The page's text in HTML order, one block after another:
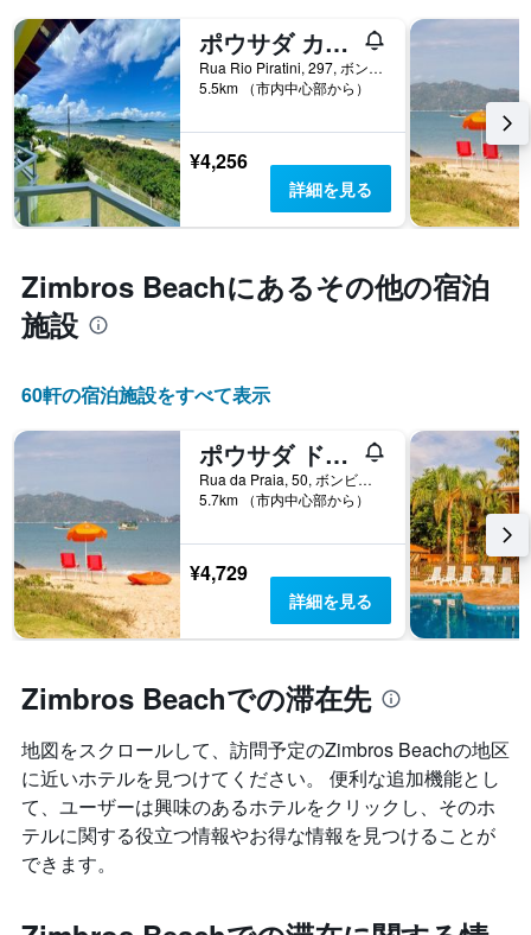
ポウサダ カント ダス ペドラス
Rua Rio Piratini, 297, ボンビーニャス, ブラジル
5.5km （市内中心部から）
¥4,256
詳細を見る
Zimbros Beach​にあるその他の宿泊
施設
60​軒の宿泊施設をすべて表示
ポウサダ ドス イングレセス
Rua da Praia, 50, ボンビーニャス, ブラジル
5.7km （市内中心部から）
¥4,729
詳細を見る
Zimbros Beachでの滞在先
地図をスクロールして、訪問予定のZimbros Beach​の地区
に近いホテルを見つけてください。 便利な追加機能とし
て、ユーザーは興味のあるホテルをクリックし、そのホ
テルに関する役立つ情報やお得な情報を見つけることが
できます。